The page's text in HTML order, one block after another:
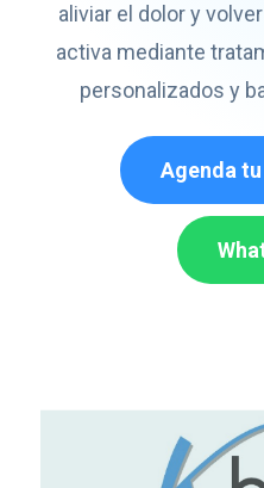
aliviar el dolor y
activa mediante
personalizados y
Agenda